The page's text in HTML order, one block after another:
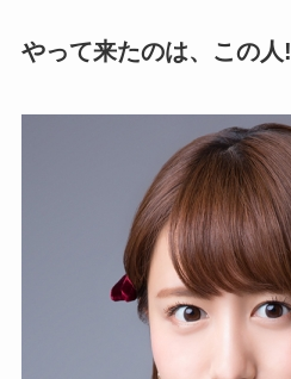
やって来たのは、この人!